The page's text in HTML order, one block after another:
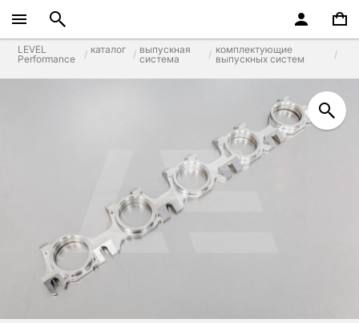
LEVEL
Performance
каталог
выпускная
система
комплектующие
выпускных систем